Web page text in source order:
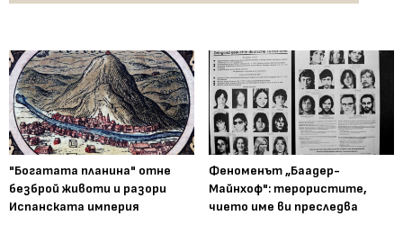
"Богатата планина" отне
безброй животи и разори
Испанската империя
Феноменът „Баадер-
Майнхоф": терористите,
чието име ви преследва